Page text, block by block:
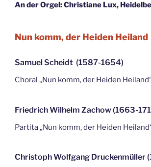
An der Orgel: Christiane Lux,
Nun komm, der Heiden Heiland
Samuel Scheidt (1587-1654)
Choral „Nun komm, der Heiden Heiland“
Friedrich Wilhelm Zachow (1663-
Partita „Nun komm, der Heiden
Christoph Wolfgang Druckenmüller